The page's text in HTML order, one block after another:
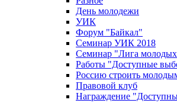
День молодежи
УИК
Форум "Байкал"
Семинар УИК 2018
Семинар "Лига
Работы "Доступные
Россию строить
Правовой клуб
Награждение